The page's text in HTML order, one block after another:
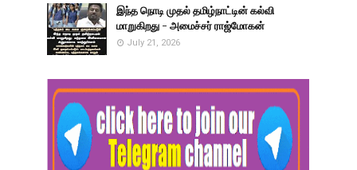
இந்த நொடி முதல் தமிழ்நாட்டின் கல்வி
மாறுகிறது - அமைச்சர் ராஜ்மோகன்
July 21, 2026